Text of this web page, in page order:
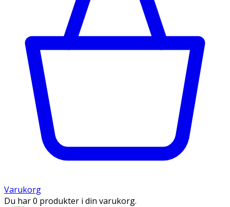
Varukorg
Du har 0 produkter i din varukorg.